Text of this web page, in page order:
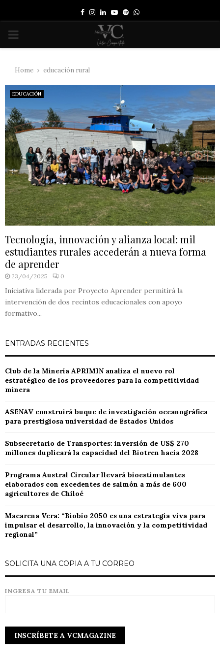
Facebook
Instagram
LinkedinYoutube
SpotifyWhatsapp
PRIMARY
Home educación rural
EDUCACIÓN
Tecnología, innovación y alianza local: mil
estudiantes rurales accederán a nueva forma
de aprender
23/04/2025 0
Iniciativa liderada por Proyecto Aprender permitirá la
intervención de dos recintos educacionales con apoyo
formativo...
ENTRADAS RECIENTES
Club de la Minería APRIMIN analiza el nuevo rol
estratégico de los proveedores para la competitividad
minera
ASENAV construirá buque de investigación oceanográfica
para prestigiosa universidad de Estados Unidos
Subsecretario de Transportes: inversión de US$ 270
millones duplicará la capacidad del Biotren hacia 2028
Programa Austral Circular llevará bioestimulantes
elaborados con excedentes de salmón a más de 600
agricultores de Chiloé
Macarena Vera: “Biobío 2050 es una estrategia viva para
impulsar el desarrollo, la innovación y la competitividad
regional”
SOLICITA UNA COPIA A TU CORREO
INGRESA TU EMAIL